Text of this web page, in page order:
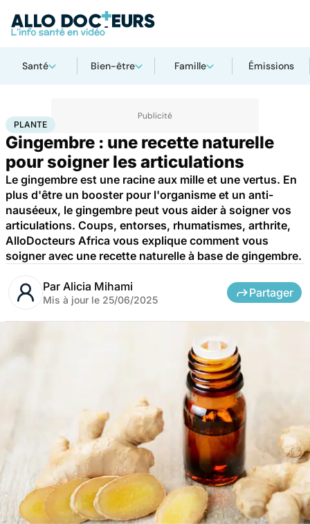
Santé Bien-être Famille Émissions
AccueilBien-être
PLANTE
Gingembre : une recette naturelle
pour soigner les articulations
Le gingembre est une racine aux mille et une vertus. En
plus d'être un booster pour l'organisme et un anti-
nauséeux, le gingembre peut vous aider à soigner vos
articulations. Coups, entorses, rhumatismes, arthrite,
AlloDocteurs Africa vous explique comment vous
soigner avec une recette naturelle à base de gingembre.
Par Alicia Mihami
Mis à jour le 25/06/2025
Partager